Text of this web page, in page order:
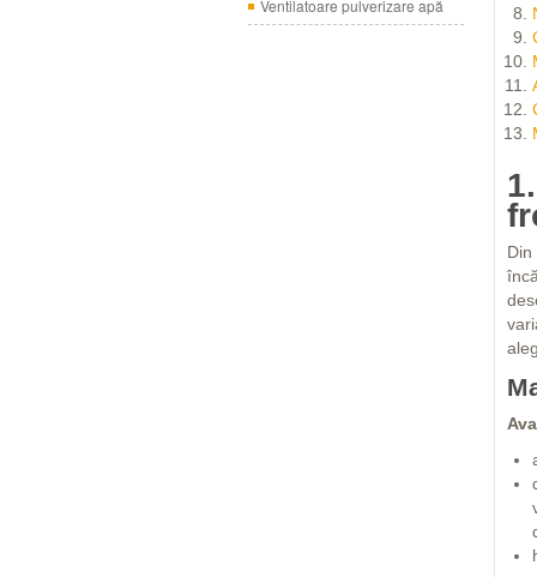
Ventilatoare pulverizare apă